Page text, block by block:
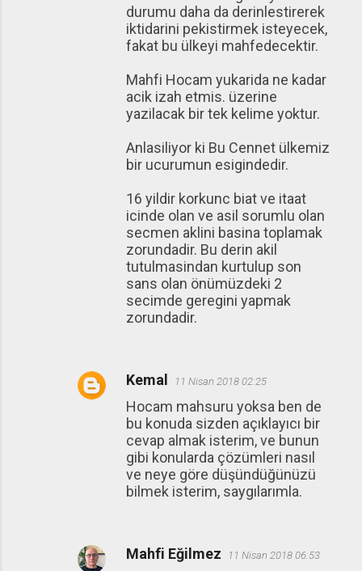
durumu daha da derinlestirerek
iktidarini pekistirmek isteyecek,
fakat bu ülkeyi mahfedecektir.
Mahfi Hocam yukarida ne kadar
acik izah etmis. üzerine
yazilacak bir tek kelime yoktur.
Anlasiliyor ki Bu Cennet ülkemiz
bir ucurumun esigindedir.
16 yildir korkunc biat ve itaat
icinde olan ve asil sorumlu olan
secmen aklini basina toplamak
zorundadir. Bu derin akil
tutulmasindan kurtulup son
sans olan önümüzdeki 2
secimde geregini yapmak
zorundadir.
Kemal 11 Nisan 2018 02:25
Hocam mahsuru yoksa ben de
bu konuda sizden açıklayıcı bir
cevap almak isterim, ve bunun
gibi konularda çözümleri nasıl
ve neye göre düşündüğünüzü
bilmek isterim, saygılarımla.
Mahfi Eğilmez 11 Nisan 2018 06:53